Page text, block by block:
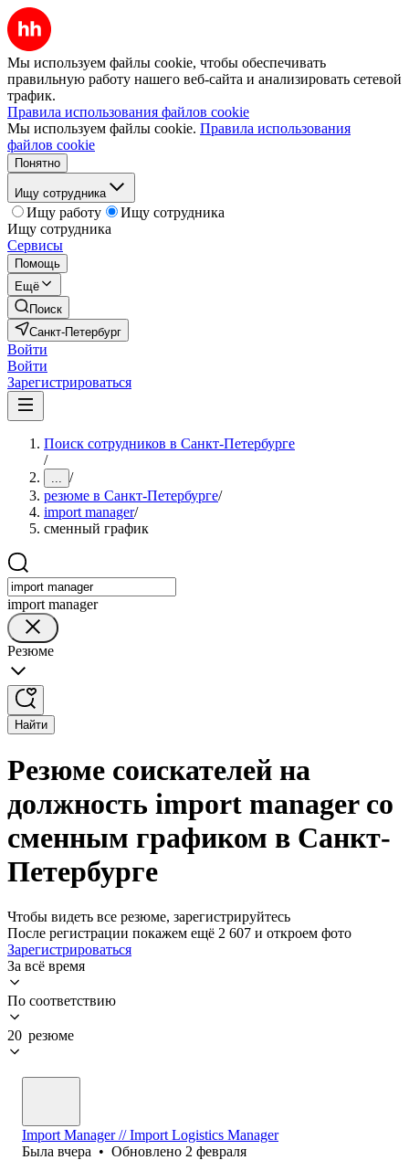
Мы используем файлы cookie, чтобы обеспечивать
правильную работу нашего веб-сайта и анализировать сетевой
трафик.
Правила использования файлов cookie
Мы используем файлы cookie. Правила использования
файлов cookie
Понятно
Ищу сотрудника
Ищу работу
Ищу сотрудника
Ищу сотрудника
Сервисы
Помощь
Ещё
Поиск
Санкт-Петербург
Войти
Войти
Зарегистрироваться
Поиск сотрудников в Санкт-Петербурге
/
... /
резюме в Санкт-Петербурге/
import manager/
сменный график
import manager
Резюме
Найти
Резюме соискателей на
должность import manager со
сменным графиком в Санкт-
Петербурге
Чтобы видеть все резюме, зарегистрируйтесь
После регистрации покажем ещё 2 607 и откроем фото
Зарегистрироваться
За всё время
По соответствию
20 резюме
Import Manager // Import Logistics Manager
Была вчера • Обновлено 2 февраля